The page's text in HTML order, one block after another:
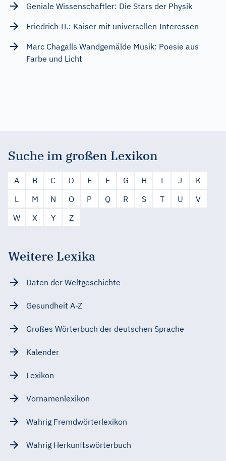
Geniale Wissenschaftler: Die Stars der Physik
Friedrich II.: Kaiser mit universellen Interessen
Marc Chagalls Wandgemälde Musik: Poesie aus
Farbe und Licht
Suche im großen Lexikon
A B C D E F G H I J
K
L
M N O P Q R S T U
V
W
X Y Z
Weitere Lexika
Daten der Weltgeschichte
Gesundheit A-Z
Großes Wörterbuch der deutschen Sprache
Kalender
Lexikon
Vornamenlexikon
Wahrig Fremdwörterlexikon
Wahrig Herkunftswörterbuch